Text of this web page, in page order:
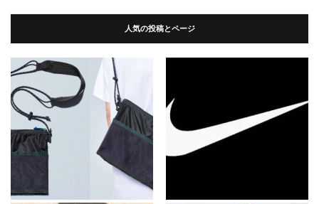
人気の投稿とページ